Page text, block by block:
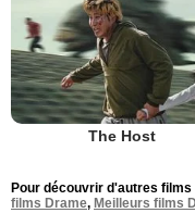
The Host
Pour découvrir d'autres films
films Drame, Meilleurs films